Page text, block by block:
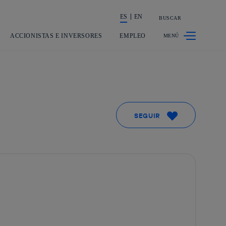
La acción en accionistas e inversores
ES EN BUSCAR
ACCIONISTAS E INVERSORES EMPLEO
SEGUIR